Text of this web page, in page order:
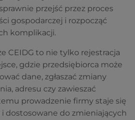
przejść przez proces
gospodarczej i rozpocząć
komplikacji.
CEIDG to nie tylko rejestracja
gdzie przedsiębiorca może
dane, zgłaszać zmiany
adresu czy zawieszać
prowadzenie firmy staje się
dostosowane do zmieniających